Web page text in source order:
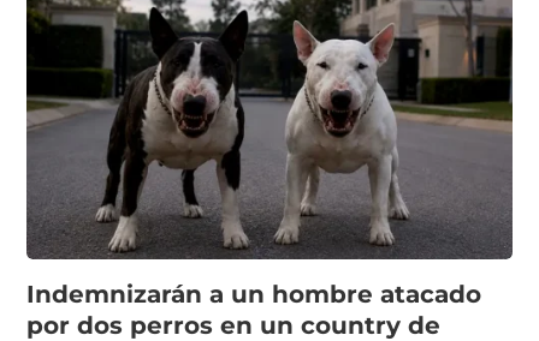
Indemnizarán a un hombre atacado
por dos perros en un country de